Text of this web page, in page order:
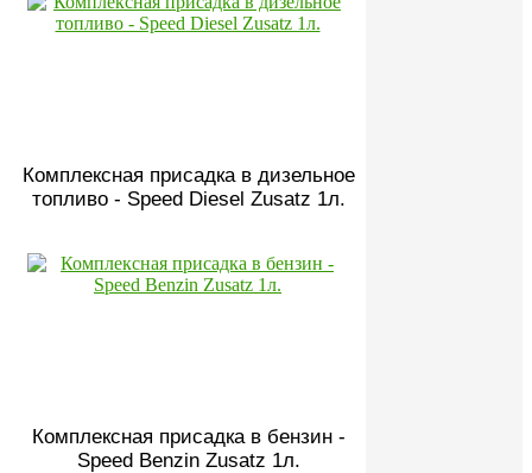
Комплексная присадка в дизельное
топливо - Speed Diesel Zusatz 1л.
Комплексная присадка в бензин -
Speed Benzin Zusatz 1л.